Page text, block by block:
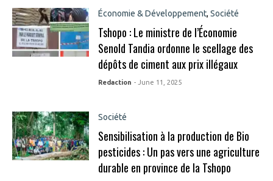
Économie & Développement, Société
Tshopo : Le ministre de l’Économie
Senold Tandia ordonne le scellage des
dépôts de ciment aux prix illégaux
Redaction - June 11, 2025
Société
Sensibilisation à la production de Bio
pesticides : Un pas vers une agriculture
durable en province de la Tshopo